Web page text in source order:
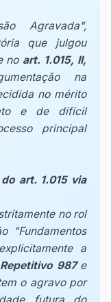
Agravada",
que julgou
no art. 1.015, II,
na
no mérito
e de difícil
principal
art. 1.015 via
no rol
"Fundamentos
a
987e
o agravo por